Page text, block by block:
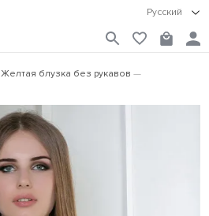
Русский
Желтая блузка без рукавов